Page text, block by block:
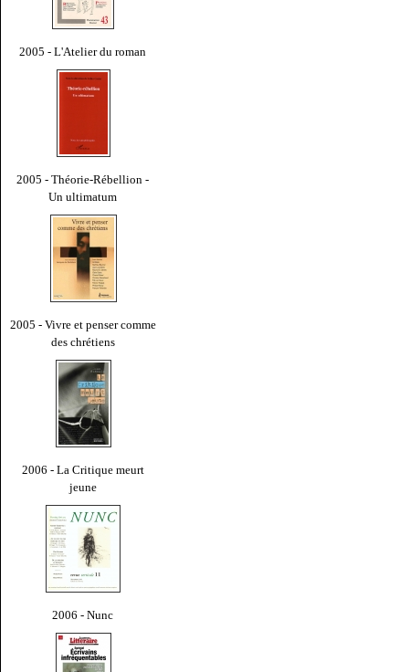
2005 - L'Atelier du roman
2005 - Théorie-Rébellion -
Un ultimatum
2005 - Vivre et penser comme
des chrétiens
2006 - La Critique meurt
jeune
2006 - Nunc